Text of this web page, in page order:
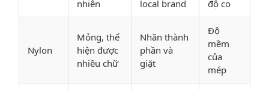
nhiên
local brand
độ co
Nylon
Mỏng, thể
hiện được
nhiều chữ
Nhãn thành
phần và
giặt
Độ
mềm
của
mép